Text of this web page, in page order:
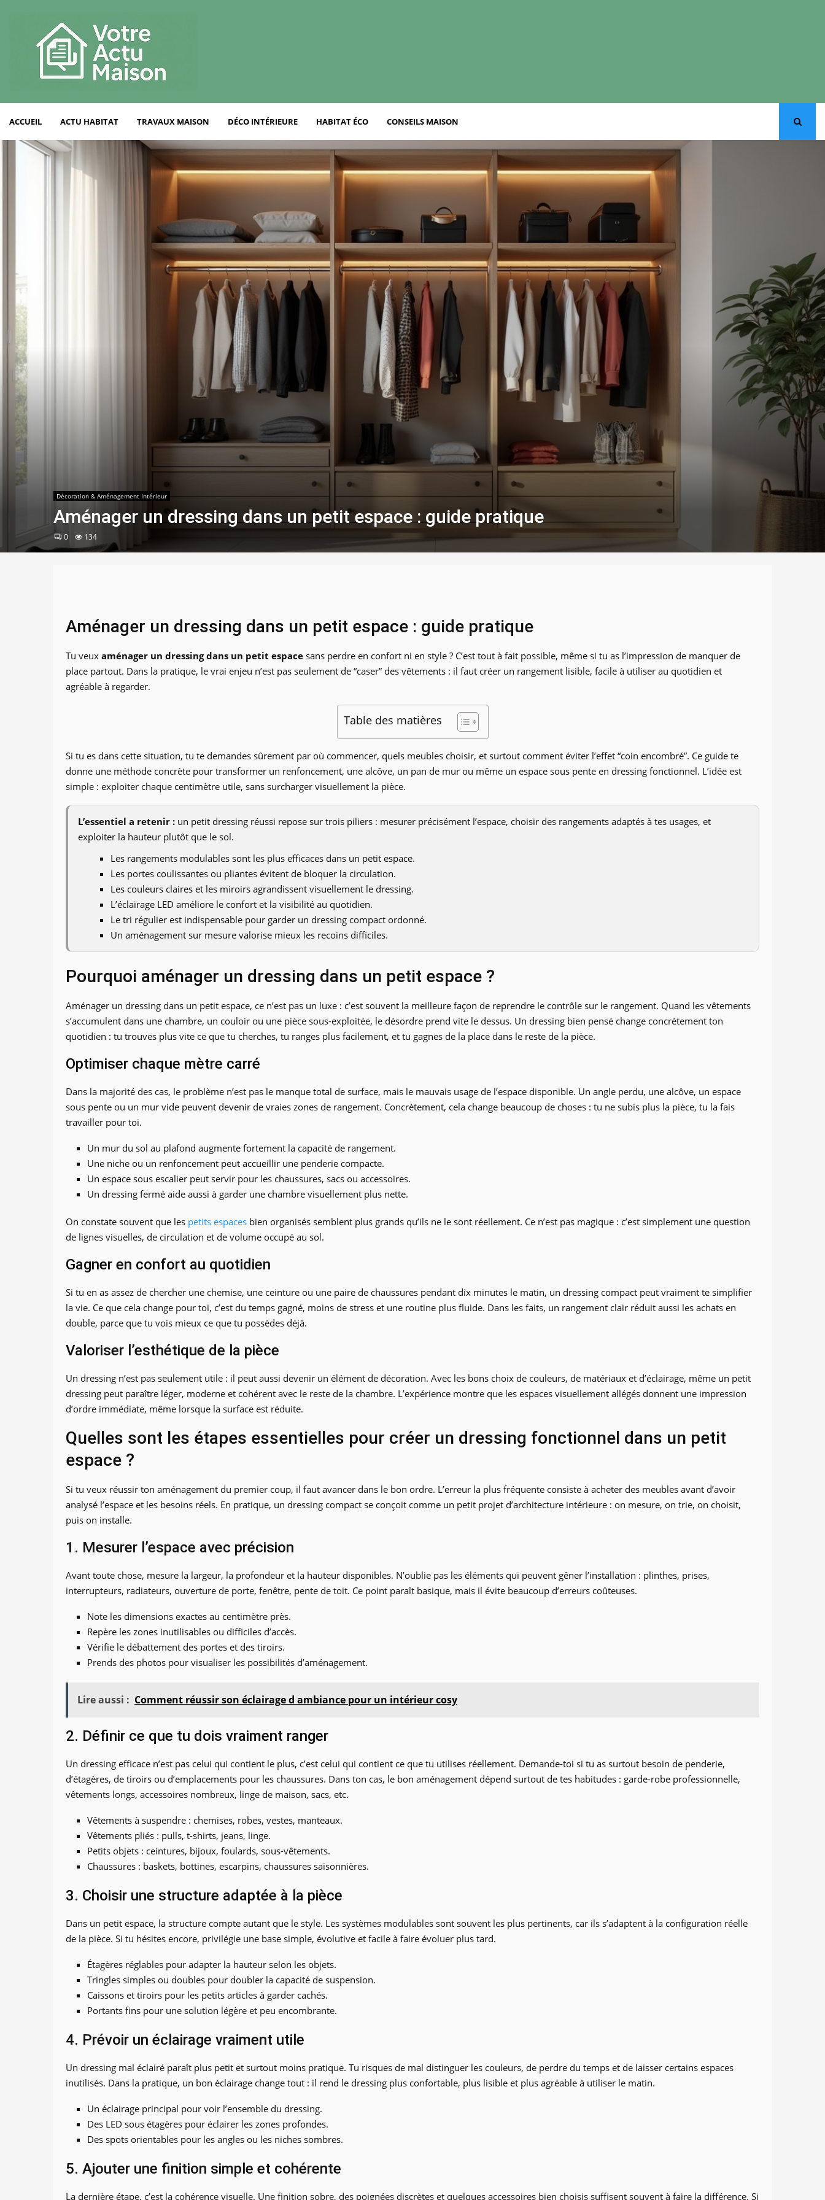
ACCUEIL ACTU HABITAT TRAVAUX MAISON DÉCO INTÉRIEURE HABITAT ÉCO CONSEILS MAISON
Décoration & Aménagement Intérieur
Aménager un dressing dans un petit espace : guide pratique
0 134
Aménager un dressing dans un petit espace : guide pratique
Tu veux aménager un dressing dans un petit espace sans perdre en confort ni en style ? C’est tout à fait possible, même si tu as l’impression de manquer de
place partout. Dans la pratique, le vrai enjeu n’est pas seulement de “caser” des vêtements : il faut créer un rangement lisible, facile à utiliser au quotidien et
agréable à regarder.
Table des matières
Si tu es dans cette situation, tu te demandes sûrement par où commencer, quels meubles choisir, et surtout comment éviter l’effet “coin encombré”. Ce guide te
donne une méthode concrète pour transformer un renfoncement, une alcôve, un pan de mur ou même un espace sous pente en dressing fonctionnel. L’idée est
simple : exploiter chaque centimètre utile, sans surcharger visuellement la pièce.
L’essentiel a retenir : un petit dressing réussi repose sur trois piliers : mesurer précisément l’espace, choisir des rangements adaptés à tes usages, et
exploiter la hauteur plutôt que le sol.
Les rangements modulables sont les plus efficaces dans un petit espace.
Les portes coulissantes ou pliantes évitent de bloquer la circulation.
Les couleurs claires et les miroirs agrandissent visuellement le dressing.
L’éclairage LED améliore le confort et la visibilité au quotidien.
Le tri régulier est indispensable pour garder un dressing compact ordonné.
Un aménagement sur mesure valorise mieux les recoins difficiles.
Pourquoi aménager un dressing dans un petit espace ?
Aménager un dressing dans un petit espace, ce n’est pas un luxe : c’est souvent la meilleure façon de reprendre le contrôle sur le rangement. Quand les vêtements
s’accumulent dans une chambre, un couloir ou une pièce sous-exploitée, le désordre prend vite le dessus. Un dressing bien pensé change concrètement ton
quotidien : tu trouves plus vite ce que tu cherches, tu ranges plus facilement, et tu gagnes de la place dans le reste de la pièce.
Optimiser chaque mètre carré
Dans la majorité des cas, le problème n’est pas le manque total de surface, mais le mauvais usage de l’espace disponible. Un angle perdu, une alcôve, un espace
sous pente ou un mur vide peuvent devenir de vraies zones de rangement. Concrètement, cela change beaucoup de choses : tu ne subis plus la pièce, tu la fais
travailler pour toi.
Un mur du sol au plafond augmente fortement la capacité de rangement.
Une niche ou un renfoncement peut accueillir une penderie compacte.
Un espace sous escalier peut servir pour les chaussures, sacs ou accessoires.
Un dressing fermé aide aussi à garder une chambre visuellement plus nette.
On constate souvent que les petits espaces bien organisés semblent plus grands qu’ils ne le sont réellement. Ce n’est pas magique : c’est simplement une question
de lignes visuelles, de circulation et de volume occupé au sol.
Gagner en confort au quotidien
Si tu en as assez de chercher une chemise, une ceinture ou une paire de chaussures pendant dix minutes le matin, un dressing compact peut vraiment te simplifier
la vie. Ce que cela change pour toi, c’est du temps gagné, moins de stress et une routine plus fluide. Dans les faits, un rangement clair réduit aussi les achats en
double, parce que tu vois mieux ce que tu possèdes déjà.
Valoriser l’esthétique de la pièce
Un dressing n’est pas seulement utile : il peut aussi devenir un élément de décoration. Avec les bons choix de couleurs, de matériaux et d’éclairage, même un petit
dressing peut paraître léger, moderne et cohérent avec le reste de la chambre. L’expérience montre que les espaces visuellement allégés donnent une impression
d’ordre immédiate, même lorsque la surface est réduite.
Quelles sont les étapes essentielles pour créer un dressing fonctionnel dans un petit
espace ?
Si tu veux réussir ton aménagement du premier coup, il faut avancer dans le bon ordre. L’erreur la plus fréquente consiste à acheter des meubles avant d’avoir
analysé l’espace et les besoins réels. En pratique, un dressing compact se conçoit comme un petit projet d’architecture intérieure : on mesure, on trie, on choisit,
puis on installe.
1. Mesurer l’espace avec précision
Avant toute chose, mesure la largeur, la profondeur et la hauteur disponibles. N’oublie pas les éléments qui peuvent gêner l’installation : plinthes, prises,
interrupteurs, radiateurs, ouverture de porte, fenêtre, pente de toit. Ce point paraît basique, mais il évite beaucoup d’erreurs coûteuses.
Note les dimensions exactes au centimètre près.
Repère les zones inutilisables ou difficiles d’accès.
Vérifie le débattement des portes et des tiroirs.
Prends des photos pour visualiser les possibilités d’aménagement.
Lire aussi : Comment réussir son éclairage d ambiance pour un intérieur cosy
2. Définir ce que tu dois vraiment ranger
Un dressing efficace n’est pas celui qui contient le plus, c’est celui qui contient ce que tu utilises réellement. Demande-toi si tu as surtout besoin de penderie,
d’étagères, de tiroirs ou d’emplacements pour les chaussures. Dans ton cas, le bon aménagement dépend surtout de tes habitudes : garde-robe professionnelle,
vêtements longs, accessoires nombreux, linge de maison, sacs, etc.
Vêtements à suspendre : chemises, robes, vestes, manteaux.
Vêtements pliés : pulls, t-shirts, jeans, linge.
Petits objets : ceintures, bijoux, foulards, sous-vêtements.
Chaussures : baskets, bottines, escarpins, chaussures saisonnières.
3. Choisir une structure adaptée à la pièce
Dans un petit espace, la structure compte autant que le style. Les systèmes modulables sont souvent les plus pertinents, car ils s’adaptent à la configuration réelle
de la pièce. Si tu hésites encore, privilégie une base simple, évolutive et facile à faire évoluer plus tard.
Étagères réglables pour adapter la hauteur selon les objets.
Tringles simples ou doubles pour doubler la capacité de suspension.
Caissons et tiroirs pour les petits articles à garder cachés.
Portants fins pour une solution légère et peu encombrante.
4. Prévoir un éclairage vraiment utile
Un dressing mal éclairé paraît plus petit et surtout moins pratique. Tu risques de mal distinguer les couleurs, de perdre du temps et de laisser certains espaces
inutilisés. Dans la pratique, un bon éclairage change tout : il rend le dressing plus confortable, plus lisible et plus agréable à utiliser le matin.
Un éclairage principal pour voir l’ensemble du dressing.
Des LED sous étagères pour éclairer les zones profondes.
Des spots orientables pour les angles ou les niches sombres.
5. Ajouter une finition simple et cohérente
La dernière étape, c’est la cohérence visuelle. Une finition sobre, des poignées discrètes et quelques accessoires bien choisis suffisent souvent à faire la différence. Si